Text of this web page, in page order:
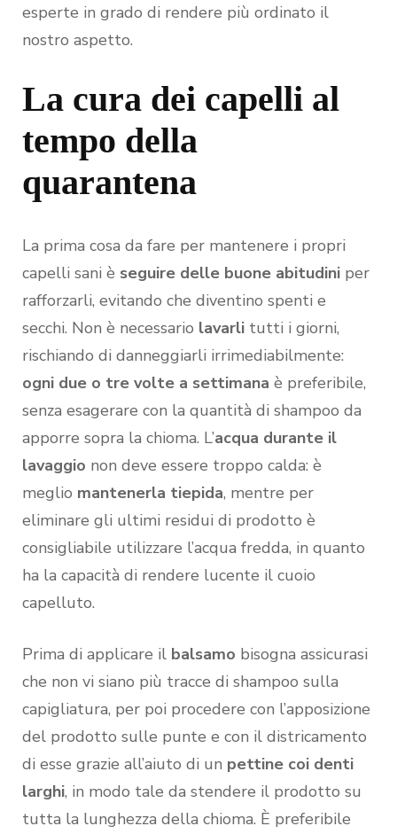
esperte in grado di rendere più ordinato il
nostro aspetto.
La cura dei capelli al
tempo della
quarantena
La prima cosa da fare per mantenere i propri
capelli sani è seguire delle buone abitudini per
rafforzarli, evitando che diventino spenti e
secchi. Non è necessario lavarli tutti i giorni,
rischiando di danneggiarli irrimediabilmente:
ogni due o tre volte a settimana è preferibile,
senza esagerare con la quantità di shampoo da
apporre sopra la chioma. L’acqua durante il
lavaggio non deve essere troppo calda: è
meglio mantenerla tiepida, mentre per
eliminare gli ultimi residui di prodotto è
consigliabile utilizzare l’acqua fredda, in quanto
ha la capacità di rendere lucente il cuoio
capelluto.
Prima di applicare il balsamo bisogna assicurasi
che non vi siano più tracce di shampoo sulla
capigliatura, per poi procedere con l’apposizione
del prodotto sulle punte e con il districamento
di esse grazie all’aiuto di un pettine coi denti
larghi, in modo tale da stendere il prodotto su
tutta la lunghezza della chioma. È preferibile